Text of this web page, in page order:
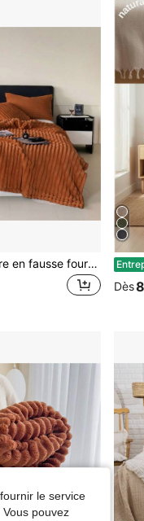
1 pièce Couverture en fausse fourrure de lapin, couverture en polaire douce, convient pour le lit, le canapé, la sieste au bureau, l'étole, peau amicale, couverture en peluche pour Halloween
Dès
le service
pouvez